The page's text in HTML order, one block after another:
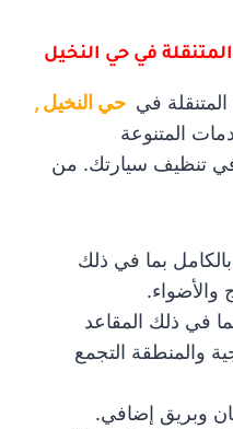
في حي النخيل
في حي النخيل ,
المتنوعة
في تنظيف سيارتك. من
بالكامل بما في ذلك
والأضواء.
في ذلك المقاعد
والمنطقة التجمع
وبريق إضافي.